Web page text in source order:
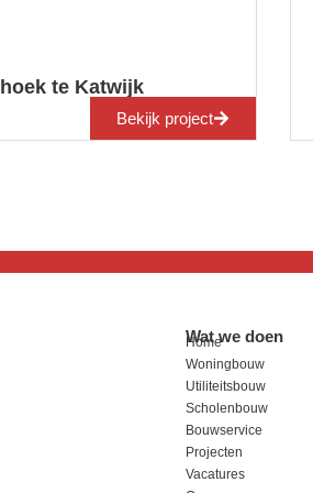
te Katwijk
Bekijk project
Wat we doen
Home
Woningbouw
Utiliteitsbouw
Scholenbouw
Bouwservice
Projecten
Vacatures